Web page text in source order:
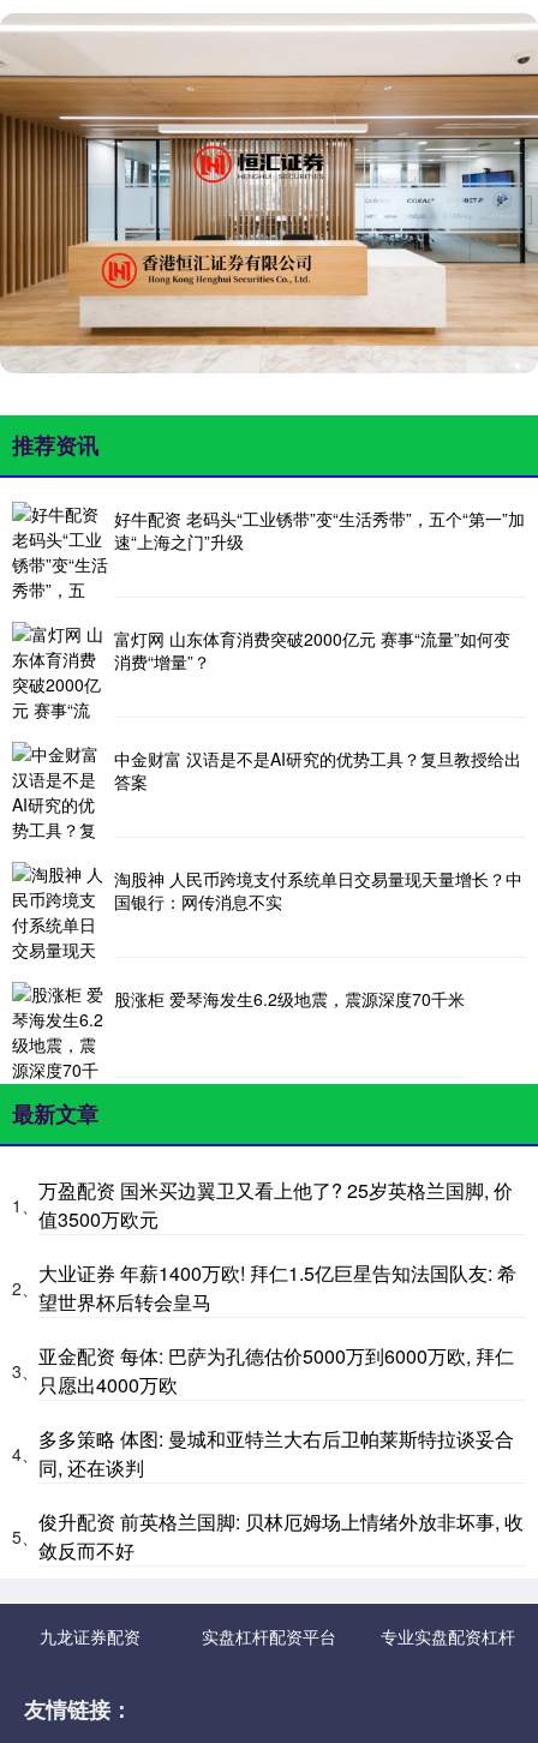
推荐资讯
好牛配资 老码头“工业锈带”变“生活秀带”，五个“第一”加
速“上海之门”升级
富灯网 山东体育消费突破2000亿元 赛事“流量”如何变
消费“增量”？
中金财富 汉语是不是AI研究的优势工具？复旦教授给出
答案
淘股神 人民币跨境支付系统单日交易量现天量增长？中
国银行：网传消息不实
股涨柜 爱琴海发生6.2级地震，震源深度70千米
最新文章
1、
万盈配资 国米买边翼卫又看上他了? 25岁英格兰国脚, 价
值3500万欧元
2、
大业证券 年薪1400万欧! 拜仁1.5亿巨星告知法国队友: 希
望世界杯后转会皇马
3、
亚金配资 每体: 巴萨为孔德估价5000万到6000万欧, 拜仁
只愿出4000万欧
4、
多多策略 体图: 曼城和亚特兰大右后卫帕莱斯特拉谈妥合
同, 还在谈判
5、
俊升配资 前英格兰国脚: 贝林厄姆场上情绪外放非坏事, 收
敛反而不好
九龙证券配资 实盘杠杆配资平台 专业实盘配资杠杆
友情链接：